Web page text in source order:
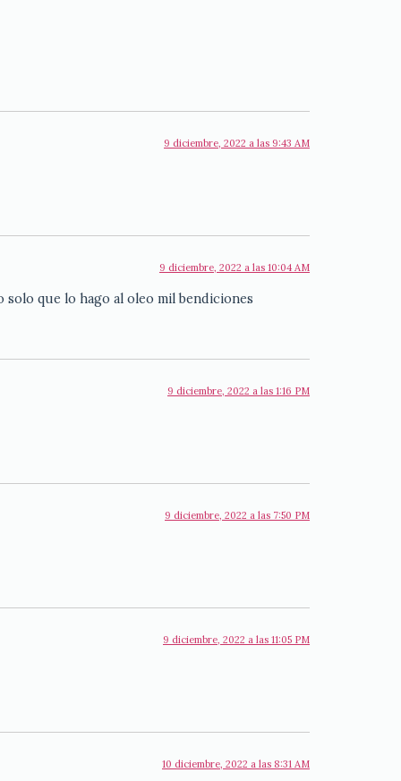
9 diciembre, 2022 a las 9:43 AM
9 diciembre, 2022 a las 10:04 AM
que lo hago al oleo mil bendiciones
9 diciembre, 2022 a las 1:16 PM
9 diciembre, 2022 a las 7:50 PM
9 diciembre, 2022 a las 11:05 PM
10 diciembre, 2022 a las 8:31 AM